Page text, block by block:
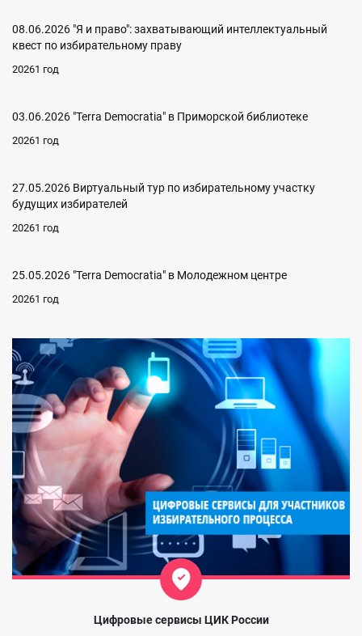
08.06.2026 "Я и право": захватывающий интеллектуальный
квест по избирательному праву
20261 год
03.06.2026 "Terra Democratia" в Приморской библиотеке
20261 год
27.05.2026 Виртуальный тур по избирательному участку
будущих избирателей
20261 год
25.05.2026 "Terra Democratia" в Молодежном центре
20261 год
Цифровые сервисы ЦИК России